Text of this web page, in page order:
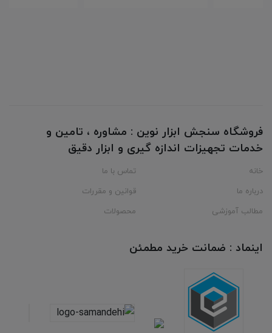
فروشگاه سنجش ابزار نوین : مشاوره ، تامین و
خدمات تجهیزات اندازه گیری و ابزار دقیق
خانه
تماس با ما
درباره ما
قوانین و مقررات
مطالب آموزشی
محصولات
اینماد : ضمانت خرید مطمئن